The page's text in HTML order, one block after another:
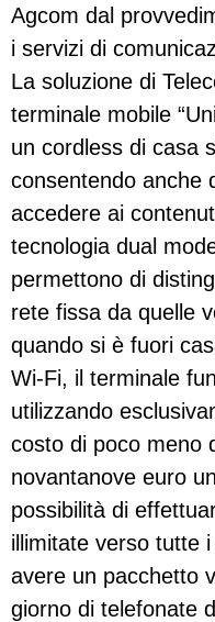
Agcom dal
i servizi di
La soluzione di
terminale mobile
un cordless di casa
consentendo anche
accedere ai
tecnologia dual
permettono di
rete fissa da quelle
quando si è fuori
Wi-Fi, il terminale
utilizzando
costo di poco meno
novantanove euro
possibilità di
illimitate verso tutte
avere un pacchetto
giorno di telefonate